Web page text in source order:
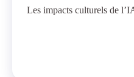
Les impacts culturels de